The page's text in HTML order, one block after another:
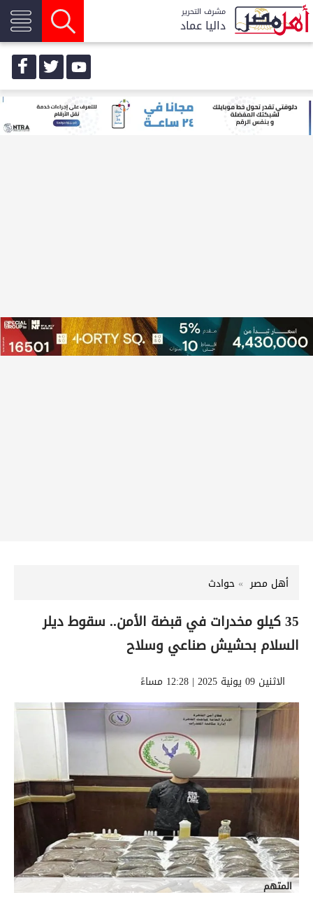
مشرف التحرير
داليا عماد
أهل مصر حوادث
​35 كيلو مخدرات في قبضة الأمن.. سقوط ديلر
السلام بحشيش صناعي وسلاح
الاثنين 09 يونية 2025 | 12:28 مساءً
المتهم